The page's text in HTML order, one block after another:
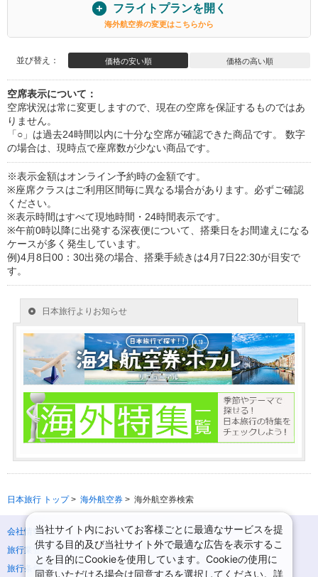
フライトプランを開く
海外航空券の変更はこちらから
並び替え： 価格の安い順 価格の高い順
空席表示について：
空席状況は常に変更しますので、現在の空席を保証するものではあ
りません。
「○」は過去24時間以内に十分な空席が確認できた商品です。 数字
の場合は、現時点で座席数が少ない商品です。
※表示金額はオンライン予約時の金額です。
※座席クラスはご利用区間毎に異なる場合があります。必ずご確認
ください。
※表示時間はすべて現地時間・24時間表示です。
※午前0時以降に出発する深夜便について、搭乗日をお間違えになる
ケースが多く発生しています。
例)4月8日00：30出発の場合、搭乗手続きは4月7日22:30が目安で
す。
日本旅行 トップ> 海外航空券 > 海外航空券検索
会社情報
プライバシーポリシー
旅行業登録票・約款
規約集
旅行条件書
ニュースリリース
当社サイト内においてお客様ごとに最適なサービスを提
供する目的及び当社サイト外で最適な広告を表示するこ
とを目的にCookieを使用しています。Cookieの使用に
同意いただける場合は同意するを選択してください。詳